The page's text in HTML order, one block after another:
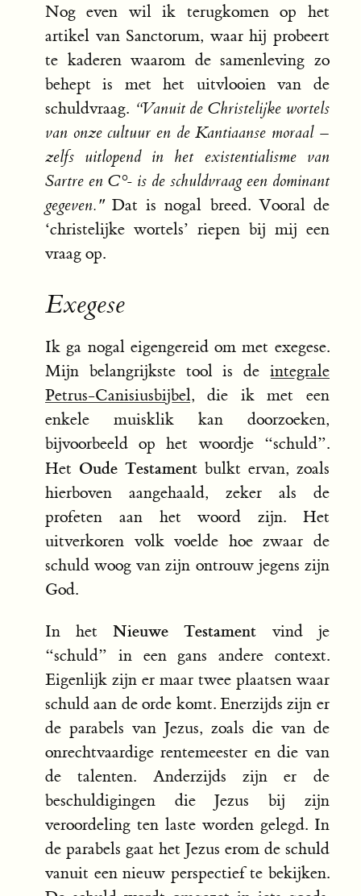
Nog even wil ik terugkomen op het
artikel van Sanctorum, waar hij probeert
te kaderen waarom de samenleving zo
behept is met het uitvlooien van de
schuldvraag. “Vanuit de Christelijke wortels
van onze cultuur en de Kantiaanse moraal –
zelfs uitlopend in het existentialisme van
Sartre en C°- is de schuldvraag een dominant
gegeven."Dat is nogal breed. Vooral de
‘christelijke wortels’ riepen bij mij een
vraag op.
Exegese
Ik ga nogal eigengereid om met exegese.
Mijn belangrijkste tool is de integrale
Petrus-Canisiusbijbel, die ik met een
enkele muisklik kan doorzoeken,
bijvoorbeeld op het woordje “schuld”.
Het Oude Testamentbulkt ervan, zoals
hierboven aangehaald, zeker als de
profeten aan het woord zijn. Het
uitverkoren volk voelde hoe zwaar de
schuld woog van zijn ontrouw jegens zijn
God.
In hetNieuwe Testament vind je
“schuld” in een gans andere context.
Eigenlijk zijn er maar twee plaatsen waar
schuld aan de orde komt. Enerzijds zijn er
de parabels van Jezus, zoals die van de
onrechtvaardige rentemeester en die van
de talenten. Anderzijds zijn er de
beschuldigingen die Jezus bij zijn
veroordeling ten laste worden gelegd. In
de parabels gaat het Jezus erom de schuld
vanuit een nieuw perspectief te bekijken.